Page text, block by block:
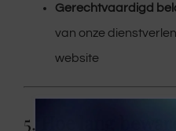
Gerechtvaardigd
van onze
website
5.